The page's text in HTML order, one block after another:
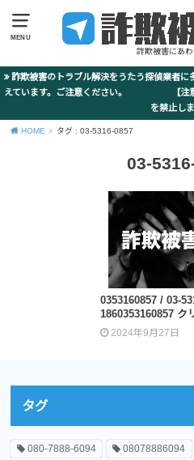
MENU
詐欺被害にあ
詐欺被害のトラブル解決をうたう探偵業者
えています。ご注意ください。 【注意】
を禁止しま
HOME タグ : 03-5316-0857
03-
0353160857 / 03-
1860353160857 ク
2024年9月27日
タグ
080-7888-6094 08078886094